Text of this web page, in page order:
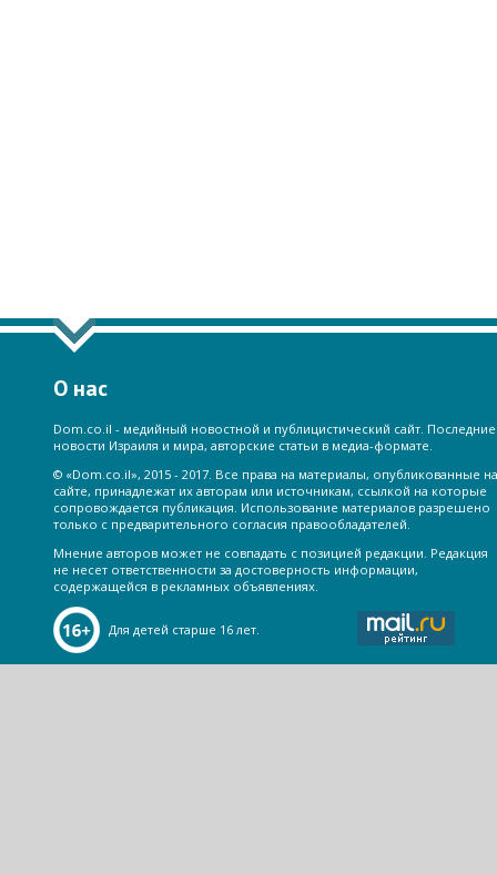
О нас
Dom.co.il - медийный новостной и публицистический сайт. Последние
новости Израиля и мира, авторские статьи в медиа-формате.
© «Dom.co.il», 2015 - 2017. Все права на материалы, опубликованные на
сайте, принадлежат их авторам или источникам, ссылкой на которые
сопровождается публикация. Использование материалов разрешено
только с предварительного согласия правообладателей.
Мнение авторов может не совпадать с позицией редакции. Редакция
не несет ответственности за достоверность информации,
содержащейся в рекламных объявлениях.
Для детей старше 16 лет.